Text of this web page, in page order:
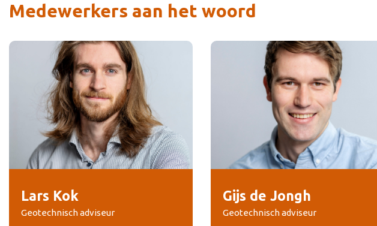
Medewerkers aan het woord
Lars Kok
Geotechnisch adviseur
Gijs de Jongh
Geotechnisch adviseur